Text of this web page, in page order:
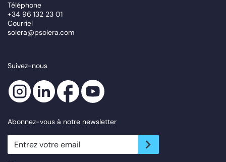
Téléphone
+34 96 132 23 01
Courriel
solera@psolera.com
Suivez-nous
Abonnez-vous à notre newsletter
newsletter.suscribe